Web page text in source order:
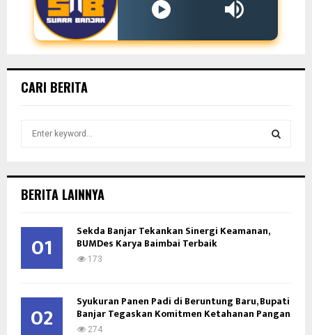
CARI BERITA
h
o
H
BERITA LAINNYA
01 Sekda Banjar Tekankan Sinergi Keamanan,
BUMDes Karya Baimbai Terbaik
173
02 Syukuran Panen Padi di Beruntung Baru, Bupati
Banjar Tegaskan Komitmen Ketahanan Pangan
274